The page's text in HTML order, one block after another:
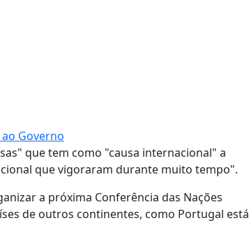
Governo
que tem como "causa internacional" a
que vigoraram durante muito tempo".
a próxima Conferência das Nações
de outros continentes, como Portugal está